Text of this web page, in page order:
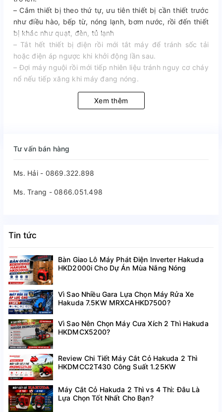
– Cắm thiết bị theo thứ tự, ưu tiên thiết bị cần thiết trước
như điều hào, bếp từ, nóng lạnh, bơm nước, rồi đến thiết
bị khác như quạt, đèn, tủ lạnh
– Tắt hết thiết bị điện rồi mới tắt máy để tránh sốc tải
hoặc điện áp ngược khi khởi động lần sau.
– Đợi máy nguội rồi mới tiếp nhiên liệu tránh nguy cơ cháy
nổ nếu tiếp xăng khi máy đang nóng.
Xem thêm
Tư vấn bán hàng
Ms. Hải - 0869.322.898
Ms. Trang - 0866.051.498
Tin tức
Bàn Giao Lô Máy Phát Điện Inverter Hakuda
HKD2000i Cho Dự Án Mùa Nắng Nóng
Vì Sao Nhiều Gara Lựa Chọn Máy Rửa Xe
Hakuda 7.5KW MRXCAHKD7500?
Vì Sao Nên Chọn Máy Cưa Xích 2 Thì Hakuda
HKDMCX5200?
Review Chi Tiết Máy Cắt Cỏ Hakuda 2 Thì
HKDMCC2T430 Công Suất 1.25KW
Máy Cắt Cỏ Hakuda 2 Thì vs 4 Thì: Đâu Là
Lựa Chọn Tốt Nhất Cho Bạn?